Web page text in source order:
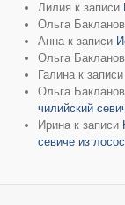
Лилия к записи
Ольга
Анна к записи
Ольга
Галина к записи
Ольга
чилийский
Ирина к записи
севиче из